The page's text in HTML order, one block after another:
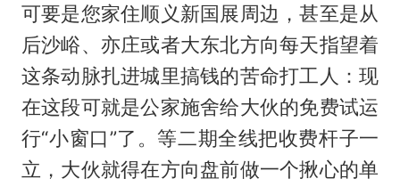
可要是您家住顺义新国展周边，甚至是从
后沙峪、亦庄或者大东北方向每天指望着
这条动脉扎进城里搞钱的苦命打工人：现
在这段可就是公家施舍给大伙的免费试运
行“小窗口”了。等二期全线把收费杆子一
立，大伙就得在方向盘前做一个揪心的单